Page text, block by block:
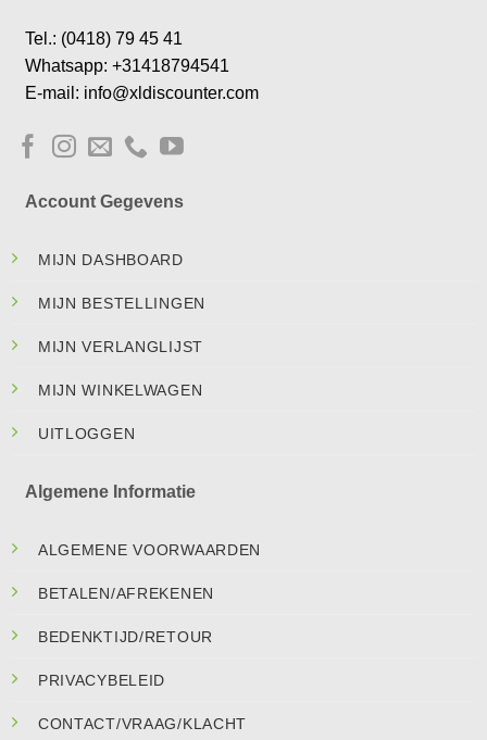
Tel.: (0418) 79 45 41
Whatsapp: +31418794541
E-mail: info@xldiscounter.com
Account Gegevens
MIJN DASHBOARD
MIJN BESTELLINGEN
MIJN VERLANGLIJST
MIJN WINKELWAGEN
UITLOGGEN
Algemene Informatie
ALGEMENE VOORWAARDEN
BETALEN/AFREKENEN
BEDENKTIJD/RETOUR
PRIVACYBELEID
CONTACT/VRAAG/KLACHT